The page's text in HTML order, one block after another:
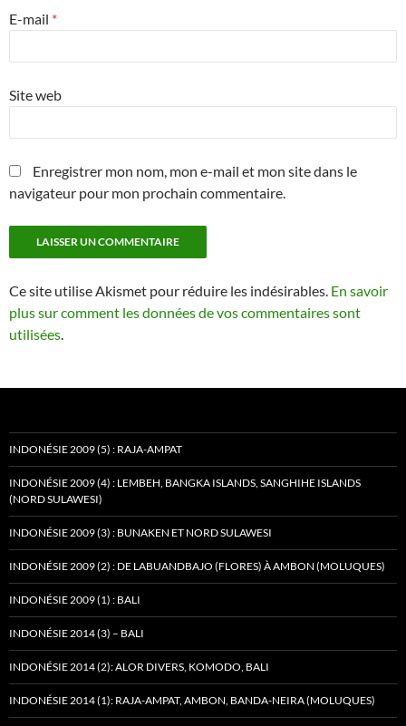
E-mail *
Site web
Enregistrer mon nom, mon e-mail et mon site dans le
navigateur pour mon prochain commentaire.
Ce site utilise Akismet pour réduire les indésirables. En savoir
plus sur comment les données de vos commentaires sont
utilisées.
INDONÉSIE 2009 (5) : RAJA-AMPAT
INDONÉSIE 2009 (4) : LEMBEH, BANGKA ISLANDS, SANGHIHE ISLANDS
(NORD SULAWESI)
INDONÉSIE 2009 (3) : BUNAKEN ET NORD SULAWESI
INDONÉSIE 2009 (2) : DE LABUANDBAJO (FLORES) À AMBON (MOLUQUES)
INDONÉSIE 2009 (1) : BALI
INDONÉSIE 2014 (3) – BALI
INDONÉSIE 2014 (2): ALOR DIVERS, KOMODO, BALI
INDONÉSIE 2014 (1): RAJA-AMPAT, AMBON, BANDA-NEIRA (MOLUQUES)